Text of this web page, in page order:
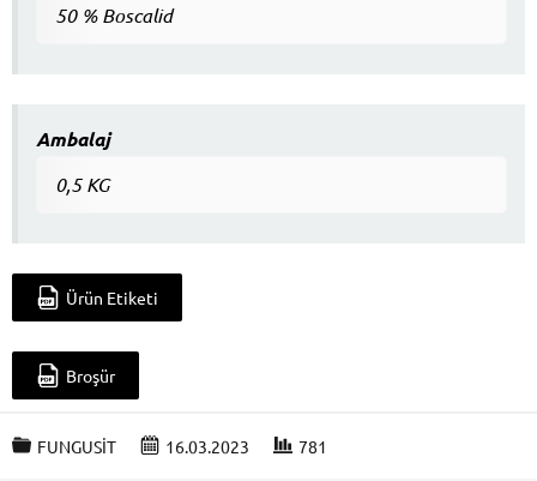
50 % Boscalid
Ambalaj
0,5 KG
Ürün Etiketi
Broşür
FUNGUSİT 16.03.2023 781